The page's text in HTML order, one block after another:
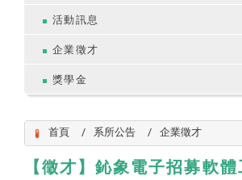
活動訊息
企業徵才
獎學金
首頁 系所公告 企業徵才
【徵才】鈊象電子招募軟體